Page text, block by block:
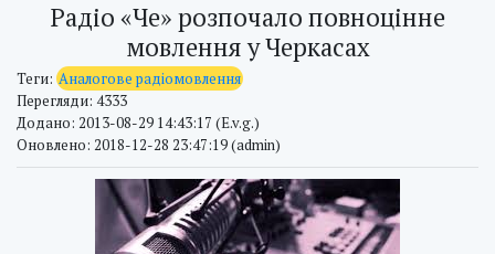
Радіо «Че» розпочало повноцінне
мовлення у Черкасах
Теги: Аналогове радіомовлення
Перегляди: 4333
Додано: 2013-08-29 14:43:17 (E.v.g.)
Оновлено: 2018-12-28 23:47:19 (admin)